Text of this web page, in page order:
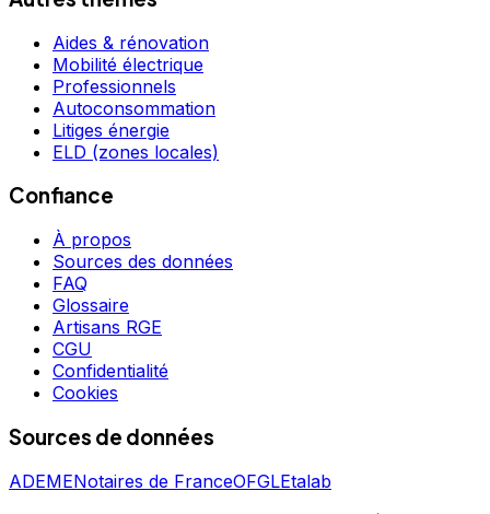
Aides & rénovation
Mobilité électrique
Professionnels
Autoconsommation
Litiges énergie
ELD (zones locales)
Confiance
À propos
Sources des données
FAQ
Glossaire
Artisans RGE
CGU
Confidentialité
Cookies
Sources de données
ADEMENotaires de FranceOFGLEtalab